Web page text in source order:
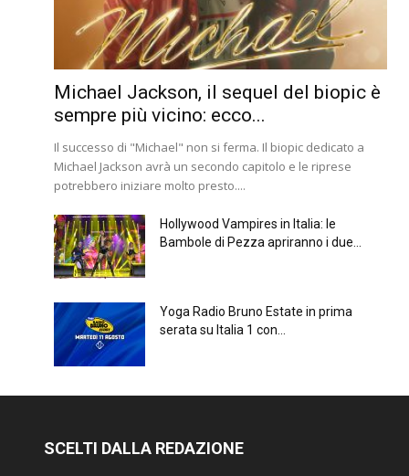
Michael Jackson, il sequel del biopic è
sempre più vicino: ecco...
Il successo di "Michael" non si ferma. Il biopic dedicato a
Michael Jackson avrà un secondo capitolo e le riprese
potrebbero iniziare molto presto....
Hollywood Vampires in Italia: le
Bambole di Pezza apriranno i due...
Yoga Radio Bruno Estate in prima
serata su Italia 1 con...
SCELTI DALLA REDAZIONE